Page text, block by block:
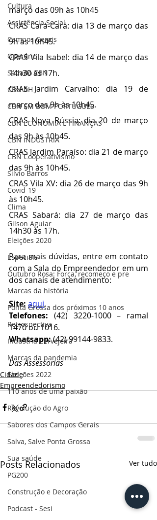
Cultura
Assistência Social
Campos Gerais
Operário
Sábado CBN
CBN RH
CBN EM BOM PORTUGUÊS
CBN ECONOMIA E FINANÇAS
CBN INDÚSTRIA
CBN Cooperativismo
Silvio Barros
Covid-19
Clima
Gilson Aguiar
Eleições 2020
Especiais
Outubro Rosa: Força, recomeço e pre
Marcas da história
Ponta Grossa dos próximos 10 anos
Retrospectiva
Indústria Cervejeira
Marcas da pandemia
Eleições 2022
110 anos de uma paixão
Revolução do Agro
Sabores dos Campos Gerais
Salva, Salve Ponta Grossa
Sua saúde
PG200
Construção e Decoração
Podcast - Sesi
março das 09h às 10h45
CRAS Cará-Cará: dia 13 de março das
9h às 10h45.
CRAS Vila Isabel: dia 14 de março das
14h30 às 17h.
CRAS Jardim Carvalho: dia 19 de
março das 9h às 10h45.
CRAS Nova Rússia: dia 20 de março
das 9h às 10h45.
CRAS Jardim Paraíso: dia 21 de março
das 9h às 10h45.
CRAS Vila XV: dia 26 de março das 9h
às 10h45.
CRAS Sabará: dia 27 de março das
14h30 às 17h.
Para mais dúvidas, entre em contato
com a Sala do Empreendedor em um
dos canais de atendimento:
Site: aqui.
Telefones: (42) 3220-1000 – ramal
1470 ou 1016.
Whatsapp: (42) 99144-9833.
Das Assessorias
Cidade
Empreendedorismo
Posts Relacionados Ver tudo